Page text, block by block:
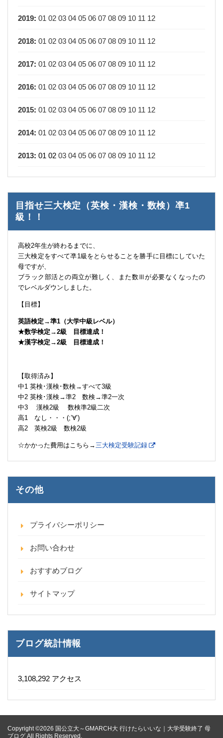
2019: 01 02 03 04 05 06 07 08 09 10 11 12
2018: 01 02 03 04 05 06 07 08 09 10 11 12
2017: 01 02 03 04 05 06 07 08 09 10 11 12
2016: 01 02 03 04 05 06 07 08 09 10 11 12
2015: 01 02 03 04 05 06 07 08 09 10 11 12
2014: 01 02 03 04 05 06 07 08 09 10 11 12
2013: 01 02 03 04 05 06 07 08 09 10 11 12
目指せ三大検定（英検・漢検・数検）凖1
級！！
高校2年生が終わるまでに、
三大検定をすべて凖1級をとらせることを勝手に目標にしていた
母ですが、
ブラック部活との両立が難しく、また数Ⅲが必要なくなったの
でレベルダウンしました。
【目標】
英語検定→準1（大学中級レベル）
★数学検定→2級 目標達成！
★漢字検定→2級 目標達成！
【取得済み】
中1 英検･漢検･数検→すべて3級
中2 英検･漢検→準2 数検→準2一次
中3 漢検2級 数検準2級二次
高1 なし・・・(;’∀’)
高2 英検2級 数検2級
☆かかった費用はこちら→ 三大検定受験記録
その他
プライバシーポリシー
お問い合わせ
おすすめブログ
サイトマップ
ブログ統計情報
3,108,292 アクセス
Copyright ©2026 国公立大～GMARCH大 行けたらいいな｜大学受験終了 母
ブログ All Rights Reserved.